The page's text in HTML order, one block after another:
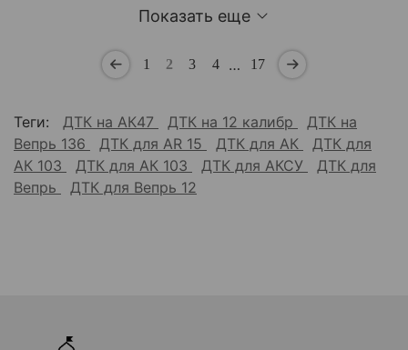
Показать еще
1 2 3 4 … 17
Теги: ДТК на АК47 ДТК на 12 калибр
ДТК на
Вепрь 136
ДТК для AR 15 ДТК для АК
ДТК для
АК 103
ДТК для АК 103 ДТК для АКСУ
ДТК для
Вепрь
ДТК для Вепрь 12